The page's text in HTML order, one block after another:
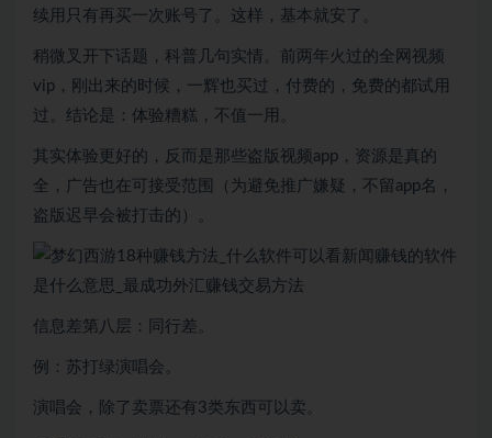
续用只有再买一次账号了。这样，基本就安了。
稍微叉开下话题，科普几句实情。前两年火过的全网视频
vip，刚出来的时候，一辉也买过，付费的，免费的都试用
过。结论是：体验糟糕，不值一用。
其实体验更好的，反而是那些盗版视频app，资源是真的
全，广告也在可接受范围（为避免推广嫌疑，不留app名，
盗版迟早会被打击的）。
信息差第八层：同行差。
例：苏打绿演唱会。
演唱会，除了卖票还有3类东西可以卖。